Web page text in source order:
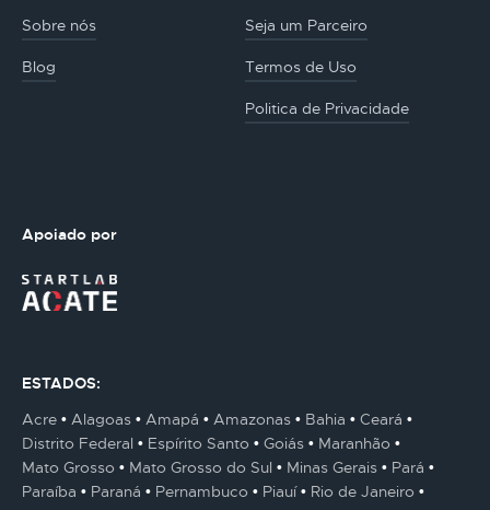
Sobre nós Seja um Parceiro
Blog Termos de Uso
Politica de Privacidade
Apoiado por
ESTADOS:
Acre
Alagoas Amapá Amazonas Bahia
Ceará
Distrito Federal
Espírito Santo Goiás
Maranhão
Mato Grosso
Mato Grosso do Sul Minas Gerais
Pará
Paraíba
Paraná Pernambuco Piauí
Rio de Janeiro